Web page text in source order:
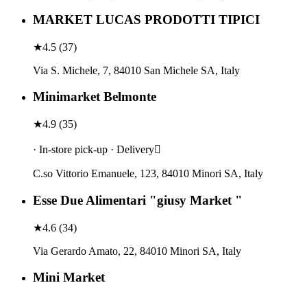
MARKET LUCAS PRODOTTI TIPICI
★4.5 (37)
Via S. Michele, 7, 84010 San Michele SA, Italy
Minimarket Belmonte
★4.9 (35)
· In-store pick-up · Delivery
C.so Vittorio Emanuele, 123, 84010 Minori SA, Italy
Esse Due Alimentari "giusy Market "
★4.6 (34)
Via Gerardo Amato, 22, 84010 Minori SA, Italy
Mini Market